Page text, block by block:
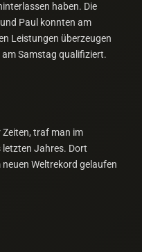
haben. Die
Paul konnten am
Leistungen überzeugen
Samstag qualifiziert.
Zeiten, traf man im
letzten Jahres. Dort
Weltrekord gelaufen